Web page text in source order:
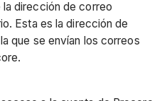
la dirección de correo
Esta es la dirección de
que se envían los correos